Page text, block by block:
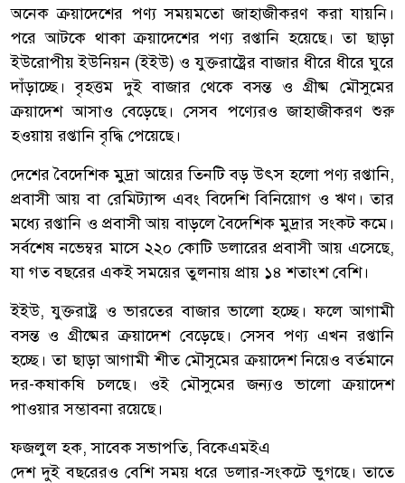
অনেক ক্রয়াদেশের পণ্য সময়মতো জাহাজীকরণ করা যায়নি।
পরে আটকে থাকা ক্রয়াদেশের পণ্য রপ্তানি হয়েছে। তা ছাড়া
ইউরোপীয় ইউনিয়ন (ইইউ) ও যুক্তরাষ্ট্রের বাজার ধীরে ধীরে ঘুরে
দাঁড়াচ্ছে। বৃহত্তম দুই বাজার থেকে বসন্ত ও গ্রীষ্ম মৌসুমের
ক্রয়াদেশ আসাও বেড়েছে। সেসব পণ্যেরও জাহাজীকরণ শুরু
হওয়ায় রপ্তানি বৃদ্ধি পেয়েছে।
দেশের বৈদেশিক মুদ্রা আয়ের তিনটি বড় উৎস হলো পণ্য রপ্তানি,
প্রবাসী আয় বা রেমিট্যান্স এবং বিদেশি বিনিয়োগ ও ঋণ। তার
মধ্যে রপ্তানি ও প্রবাসী আয় বাড়লে বৈদেশিক মুদ্রার সংকট কমে।
সর্বশেষ নভেম্বর মাসে ২২০ কোটি ডলারের প্রবাসী আয় এসেছে,
যা গত বছরের একই সময়ের তুলনায় প্রায় ১৪ শতাংশ বেশি।
ইইউ, যুক্তরাষ্ট্র ও ভারতের বাজার ভালো হচ্ছে। ফলে আগামী
বসন্ত ও গ্রীষ্মের ক্রয়াদেশ বেড়েছে। সেসব পণ্য এখন রপ্তানি
হচ্ছে। তা ছাড়া আগামী শীত মৌসুমের ক্রয়াদেশ নিয়েও বর্তমানে
দর-কষাকষি চলছে। ওই মৌসুমের জন্যও ভালো ক্রয়াদেশ
পাওয়ার সম্ভাবনা রয়েছে।
ফজলুল হক, সাবেক সভাপতি, বিকেএমইএ
দেশ দুই বছরেরও বেশি সময় ধরে ডলার-সংকটে ভুগছে। তাতে